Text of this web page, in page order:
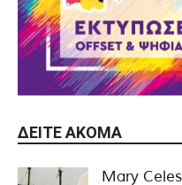
ΔΕΊΤΕ ΑΚΌΜΑ
Mary